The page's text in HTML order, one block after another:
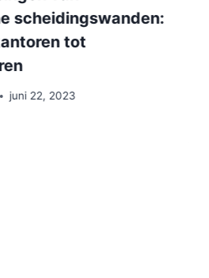
scheidingswanden:
tot
juni 22, 2023